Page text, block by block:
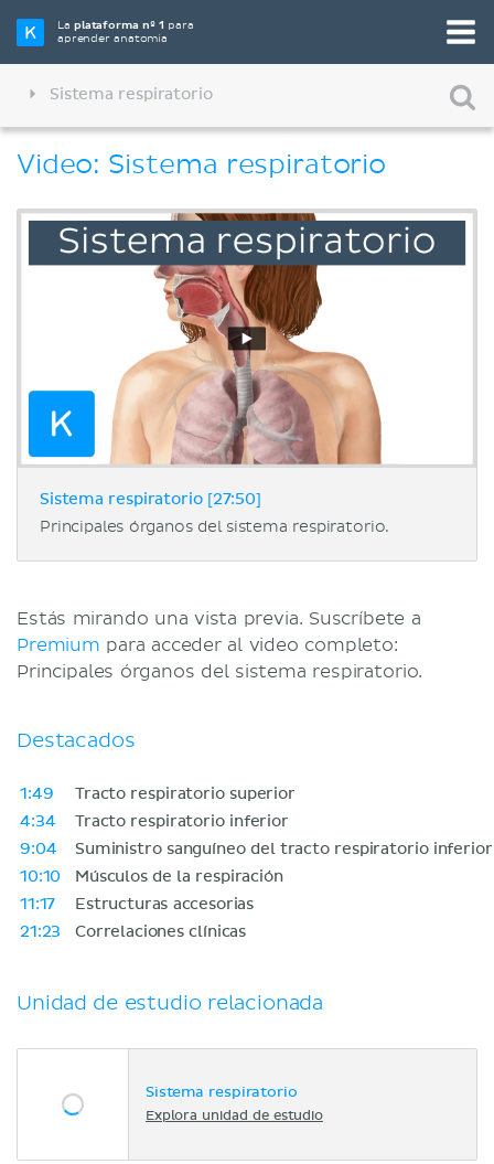
Laplataforma nº 1 para
aprender anatomía
Sistema respiratorio
Video: Sistema respiratorio
Sistema respiratorio [27:50]
Principales órganos del sistema respiratorio.
Estás mirando una vista previa. Suscríbete a
Premium para acceder al video completo:
Principales órganos del sistema respiratorio.
Destacados
1:49
Tracto respiratorio superior
4:34
Tracto respiratorio inferior
9:04
Suministro sanguíneo del tracto respiratorio inferior
10:10
Músculos de la respiración
11:17
Estructuras accesorias
21:23
Correlaciones clínicas
Unidad de estudio relacionada
Sistema respiratorio
Explora unidad de estudio